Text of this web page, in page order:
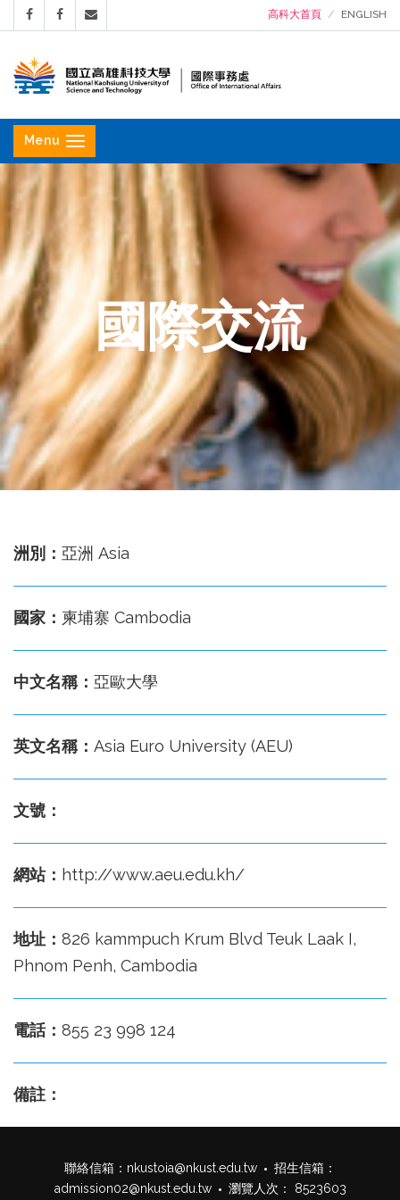
高科大首頁 ENGLISH
立
高
雄
科
技
大
學
國
際
務
處
Menu
國際交流
洲別： 亞洲 Asia
國家： 柬埔寨 Cambodia
中文名稱： 亞歐大學
英文名稱： Asia Euro University (AEU)
文號：
網站： http://www.aeu.edu.kh/
地址： 826 kammpuch Krum Blvd Teuk Laak I,
Phnom Penh, Cambodia
電話： 855 23 998 124
備註：
聯絡信箱： nkustoia@nkust.edu.tw
招生信箱：
admission02@nkust.edu.tw
瀏覽人次： 8523603